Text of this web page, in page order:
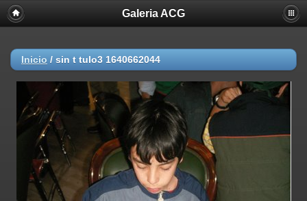
Galeria ACG
Inicio / sin t tulo3 1640662044